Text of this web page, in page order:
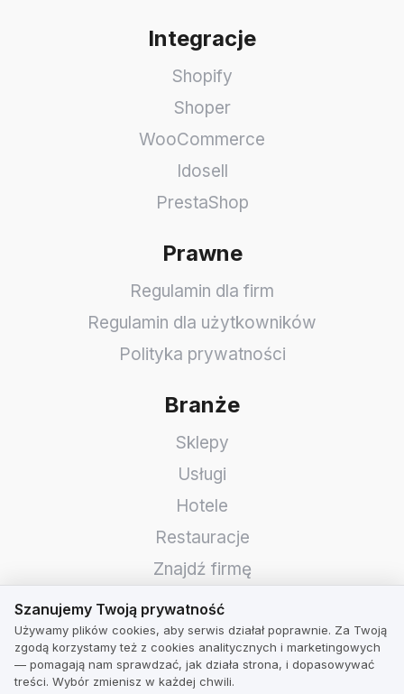
Integracje
Shopify
Shoper
WooCommerce
Idosell
PrestaShop
Prawne
Regulamin dla firm
Regulamin dla użytkowników
Polityka prywatności
Branże
Sklepy
Usługi
Hotele
Restauracje
Znajdź firmę
TrustMate
Kontakt
Informacje dla akcjonariuszy
Szanujemy Twoją prywatność
Używamy plików cookies, aby serwis działał poprawnie. Za Twoją
zgodą korzystamy też z cookies analitycznych i marketingowych
— pomagają nam sprawdzać, jak działa strona, i dopasowywać
treści. Wybór zmienisz w każdej chwili.